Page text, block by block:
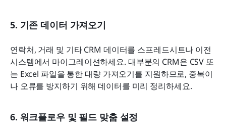
5. 기존 데이터 가져오기
연락처, 거래 및 기타 CRM 데이터를 스프레드시트나 이전
시스템에서 마이그레이션하세요. 대부분의 CRM은 CSV 또
는 Excel 파일을 통한 대량 가져오기를 지원하므로, 중복이
나 오류를 방지하기 위해 데이터를 미리 정리하세요.
6. 워크플로우 및 필드 맞춤 설정